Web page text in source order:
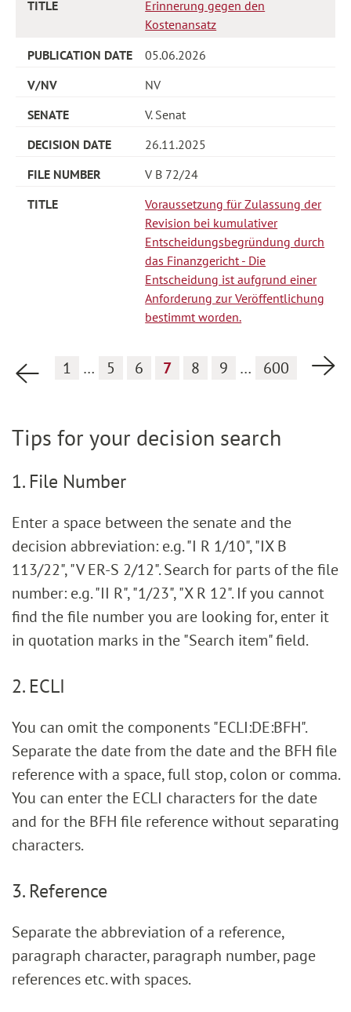
Erinnerung gegen den
Kostenansatz
05.06.2026
NV
V. Senat
26.11.2025
V B 72/24
Voraussetzung für Zulassung der
Revision bei kumulativer
Entscheidungsbegründung durch
das Finanzgericht - Die
Entscheidung ist aufgrund einer
Anforderung zur Veröffentlichung
bestimmt worden.
Previous page
1 … 5 6 7 8 9 … 600
Tips for your decision search
1. File Number
Enter a space between the senate and the
decision abbreviation: e.g. "I R 1/10", "IX B
113/22", "V ER-S 2/12". Search for parts of the file
number: e.g. "II R", "1/23", "X R 12". If you cannot
find the file number you are looking for, enter it
in quotation marks in the "Search item" field.
2. ECLI
You can omit the components "ECLI:DE:BFH".
Separate the date from the date and the BFH file
reference with a space, full stop, colon or comma.
You can enter the ECLI characters for the date
and for the BFH file reference without separating
characters.
3. Reference
Separate the abbreviation of a reference,
paragraph character, paragraph number, page
references etc. with spaces.